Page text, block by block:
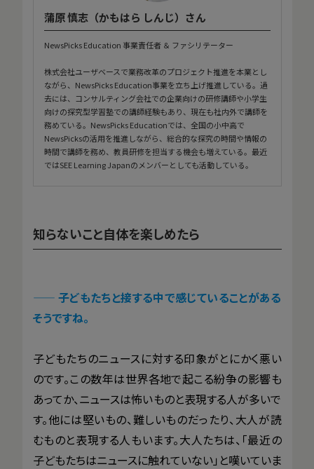
蒲原 慎志（かもはら しんじ）さん
NewsPicks Education 事業責任者 ＆ ファシリテーター
株式会社ユーザベースで業務改革のプロジェクト推進を本業とし
ながら、NewsPicks Education事業を立ち上げ推進している。過
去には、コンサルティング会社での企業向けの研修講師や小学生
向けの探究型学習塾での講師経験もあり、現在も社内外で講師を
務めている。NewsPicks Educationでは、全国の小中高で
NewsPicksの活用を推進しながら、総合的な探究の時間や情報の
時間で講師を務め、教員研修を担当する機会も増えている。最近
ではSEE Learning Japanのメンバーとしても活動している。
知らないこと自体を楽しめたら
—— 子どもたちと接する中で感じていることがある
そうですね。
子どもたちのニュースに対する印象がとにかく悪い
のです。この数年は世界各地で起こる紛争の影響も
あってか、ニュースは怖いものと表現する人が多いで
す。他には堅いもの、難しいものだったり、大人が読
むものと表現する人もいます。大人たちは、「最近の
子どもたちはニュースに触れていない」と嘆いていま